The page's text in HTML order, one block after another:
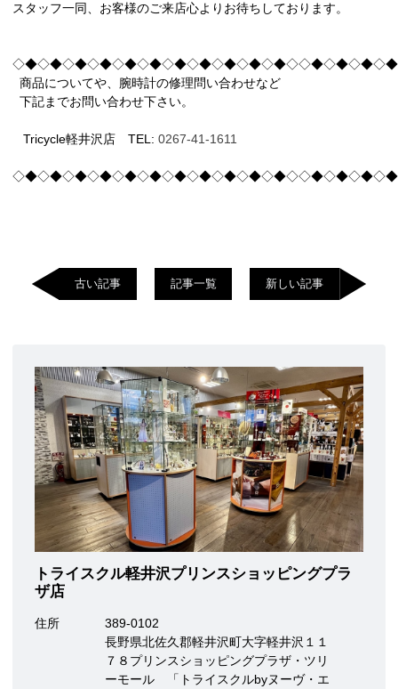
スタッフ一同、お客様のご来店心よりお待ちしております。
商品についてや、腕時計の修理問い合わせなど
下記までお問い合わせ下さい。
Tricycle軽井沢店 TEL: 0267-41-1611
古い記事 記事一覧 新しい記事
トライスクル軽井沢プリンスショッピングプラ
ザ店
住所
389-0102
長野県北佐久郡軽井沢町大字軽井沢１１
７８プリンスショッピングプラザ・ツリ
ーモール 「トライスクルbyヌーヴ・エ